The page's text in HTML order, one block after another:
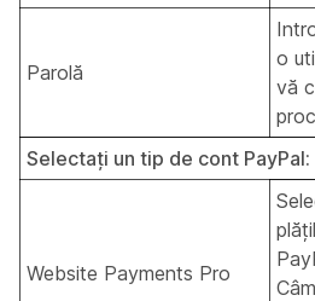
Parolă
o
vă
Selectați un tip de cont PayPal:
Website Payments Pro